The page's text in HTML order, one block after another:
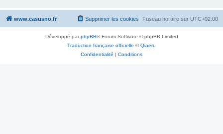
www.casusno.fr Fuseau horaire sur UTC+02:00
Supprimer les cookies
Développé parphpBB® Forum Software © phpBB Limited
Traduction française officielle ©Qiaeru
Confidentialité | Conditions